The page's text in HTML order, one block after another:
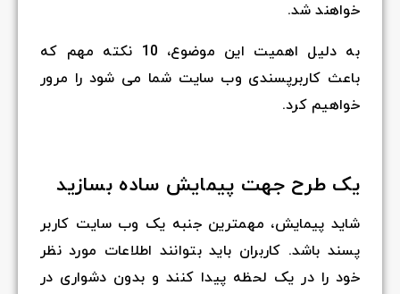
خواهند شد.
به دلیل اهمیت این موضوع، 10 نکته مهم که
باعث کاربرپسندی وب سایت شما می شود را مرور
خواهیم کرد.
یک طرح جهت پیمایش ساده بسازید
شاید پیمایش، مهمترین جنبه یک وب سایت کاربر
پسند باشد. کاربران باید بتوانند اطلاعات مورد نظر
خود را در یک لحظه پیدا کنند و بدون دشواری در